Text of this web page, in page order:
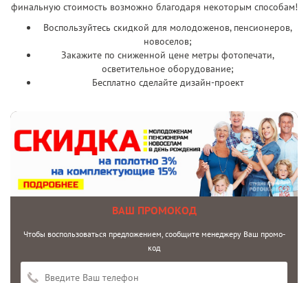
финальную стоимость возможно благодаря некоторым способам!
Воспользуйтесь скидкой для молодоженов, пенсионеров,
новоселов;
Закажите по сниженной цене метры фотопечати,
осветительное оборудование;
Бесплатно сделайте дизайн-проект
ВАШ ПРОМОКОД
Чтобы воспользоваться предложением, сообщите менеджеру Ваш промо-
код